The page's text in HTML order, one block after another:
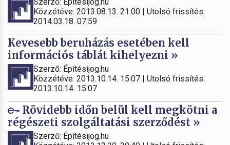
Közzétéve: 2013.08.13. 21:00 | Utolsó frissítés:
2014.03.18. 07:59
Kevesebb beruházás esetében kell
információs táblát kihelyezni »
Szerző: Építésijog.hu
Közzétéve: 2013.10.14. 15:07 | Utolsó frissítés:
2013.10.14. 15:07
Rövidebb időn belül kell megkötni a
régészeti szolgáltatási szerződést »
Szerző: Építésijog.hu